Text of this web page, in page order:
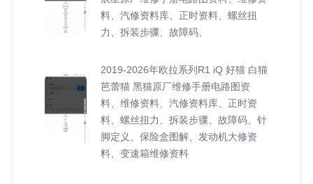
料、汽修资料库、正时资料、螺丝扭
力、拆装步骤、故障码、
2019-2026年欧拉系列R1 iQ 好猫 白猫
芭蕾猫 黑猫原厂维修手册电路图资
料、维修资料、汽修资料库、正时资
料、螺丝扭力、拆装步骤、故障码、针
脚定义、保险盒图解、发动机大修资
料、变速箱维修资料